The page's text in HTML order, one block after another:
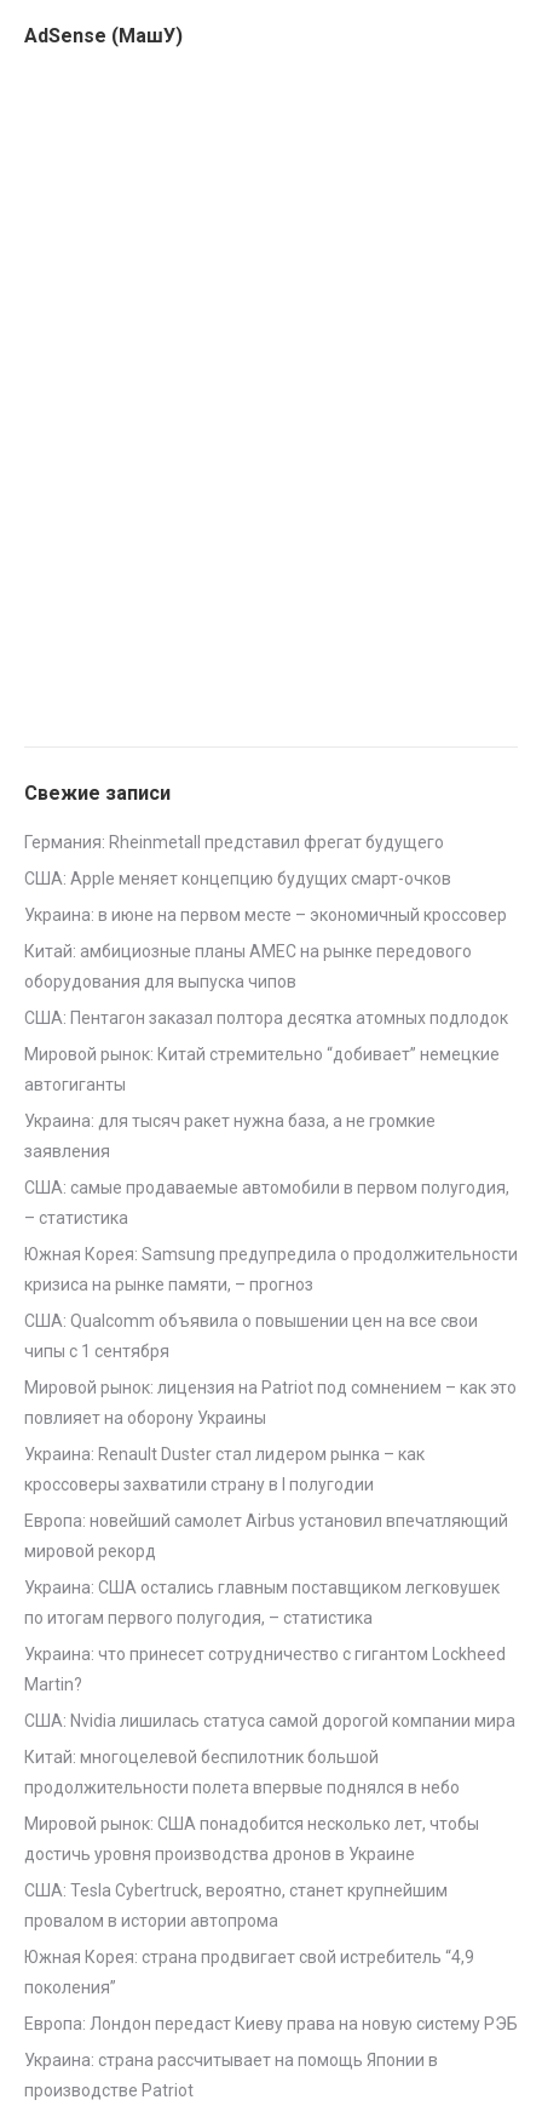
AdSense (МашУ)
Свежие записи
Германия: Rheinmetall представил фрегат будущего
США: Apple меняет концепцию будущих смарт-очков
Украина: в июне на первом месте – экономичный кроссовер
Китай: амбициозные планы AMEC на рынке передового
оборудования для выпуска чипов
США: Пентагон заказал полтора десятка атомных подлодок
Мировой рынок: Китай стремительно “добивает” немецкие
автогиганты
Украина: для тысяч ракет нужна база, а не громкие
заявления
США: самые продаваемые автомобили в первом полугодия,
– статистика
Южная Корея: Samsung предупредила о продолжительности
кризиса на рынке памяти, – прогноз
США: Qualcomm объявила о повышении цен на все свои
чипы с 1 сентября
Мировой рынок: лицензия на Patriot под сомнением – как это
повлияет на оборону Украины
Украина: Renault Duster стал лидером рынка – как
кроссоверы захватили страну в I полугодии
Европа: новейший самолет Airbus установил впечатляющий
мировой рекорд
Украина: США остались главным поставщиком легковушек
по итогам первого полугодия, – статистика
Украина: что принесет сотрудничество с гигантом Lockheed
Martin?
США: Nvidia лишилась статуса самой дорогой компании мира
Китай: многоцелевой беспилотник большой
продолжительности полета впервые поднялся в небо
Мировой рынок: США понадобится несколько лет, чтобы
достичь уровня производства дронов в Украине
США: Tesla Cybertruck, вероятно, станет крупнейшим
провалом в истории автопрома
Южная Корея: страна продвигает свой истребитель “4,9
поколения”
Европа: Лондон передаст Киеву права на новую систему РЭБ
Украина: страна рассчитывает на помощь Японии в
производстве Patriot